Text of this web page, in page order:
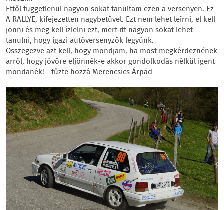
Ettől függetlenül nagyon sokat tanultam ezen a versenyen. Ez
A RALLYE, kifejezetten nagybetűvel. Ezt nem lehet leírni, el kell
jönni és meg kell ízlelni ezt, mert itt nagyon sokat lehet
tanulni, hogy igazi autóversenyzők legyünk.
Összegezve azt kell, hogy mondjam, ha most megkérdeznének
arról, hogy jövőre eljönnék-e akkor gondolkodás nélkül igent
mondanék! - fűzte hozzá Merencsics Árpád